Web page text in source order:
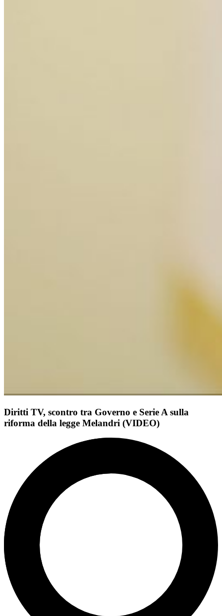
Diritti TV, scontro tra Governo e Serie A sulla
riforma della legge Melandri (VIDEO)